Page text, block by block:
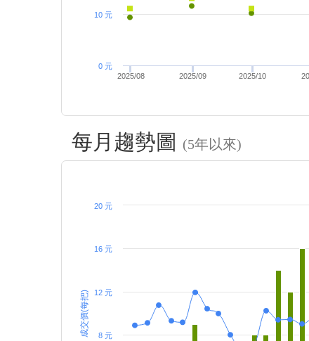
2025/08 2025/09 2025/10
0 元
10 元
每月趨勢圖 (5年以來)
成交價(每把) 8 元
12 元
16 元
20 元